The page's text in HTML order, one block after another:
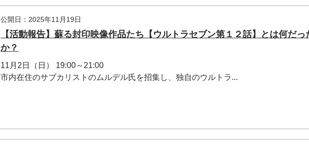
公開日：2025年11月19日
【活動報告】蘇る封印映像作品たち【ウルトラセブン第１２話】とは何だっ
か？
11月2日（日） 19:00～21:00
市内在住のサブカリストのムルデル氏を招集し、独自のウルトラ...